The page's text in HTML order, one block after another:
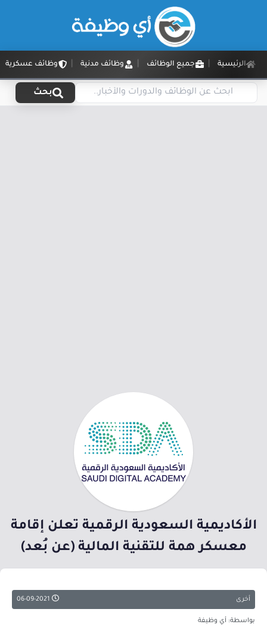
الرئيسية جميع الوظائف وظائف مدنية وظائف عسكرية
بحث
الأكاديمية السعودية الرقمية تعلن إقامة
معسكر همة للتقنية المالية (عن بُعد)
أخرى
بواسطة: أي وظيفة